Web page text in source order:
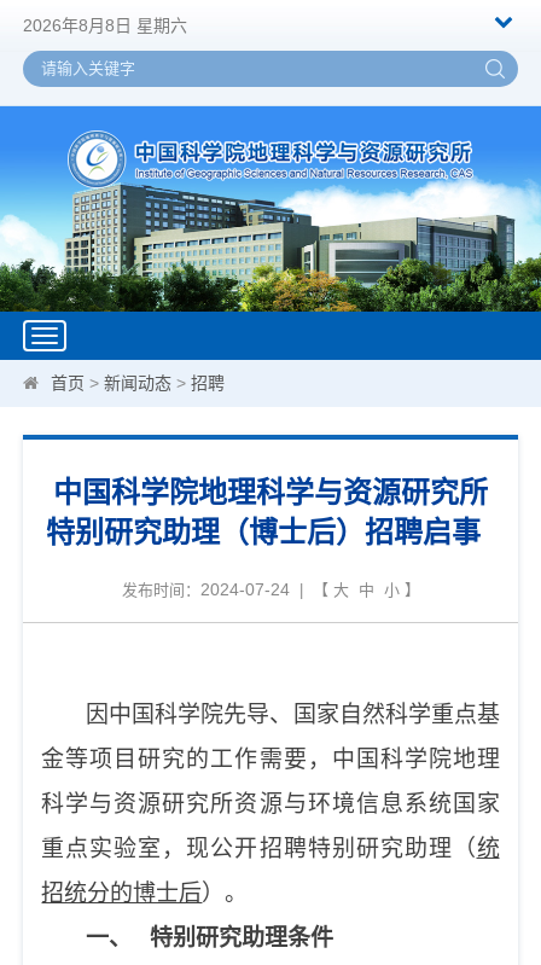
2026年8月8日 星期六
Toggle
navigation
首页 >新闻动态 >招聘
中国科学院地理科学与资源研究所
特别研究助理（博士后）招聘启事
发布时间： 2024-07-24| 【 大 中 小】
因中国科学院先导、国家自然科学重点基
金等项目研究的工作需要，中国科学院地理
科学与资源研究所资源与环境信息系统国家
重点实验室，现公开招聘特别研究助理（统
招统分的博士后）。
一、
特别研究助理条件